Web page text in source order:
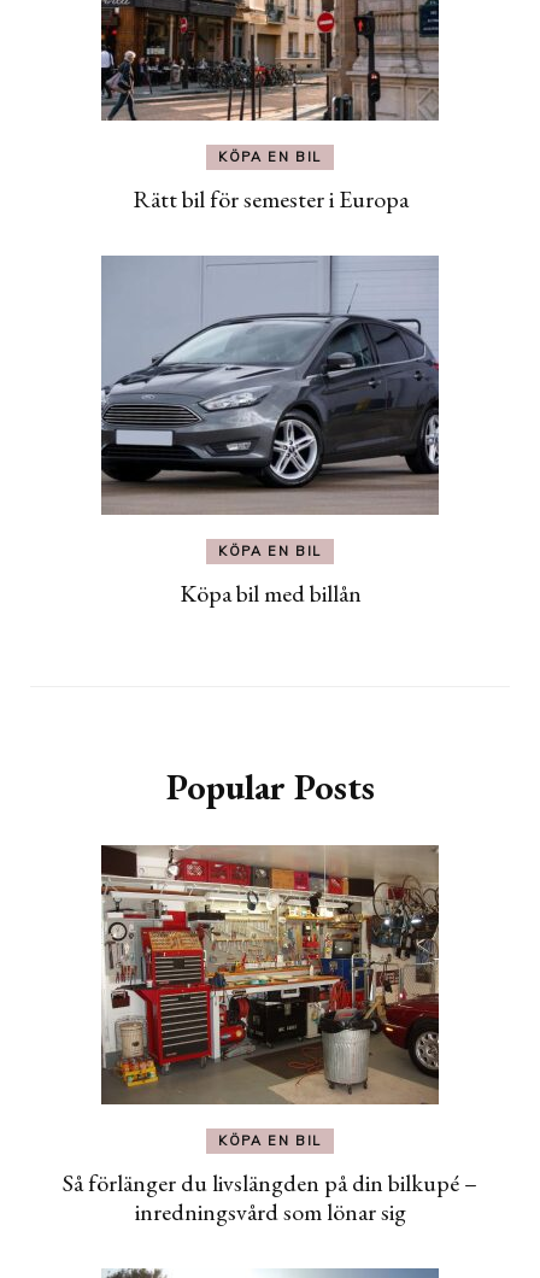
KÖPA EN BIL
Rätt bil för semester i Europa
KÖPA EN BIL
Köpa bil med billån
Popular Posts
KÖPA EN BIL
Så förlänger du livslängden på din bilkupé –
inredningsvård som lönar sig